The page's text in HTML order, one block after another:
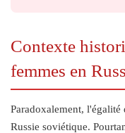
Contexte
femmes en
Paradoxalement, l'égalité
Russie soviétique.